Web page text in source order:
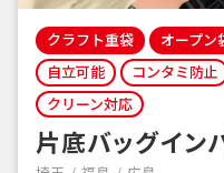
クラフト重袋 オープン
自立可能
コンタミ防止
クリーン対応
片底バッグイン